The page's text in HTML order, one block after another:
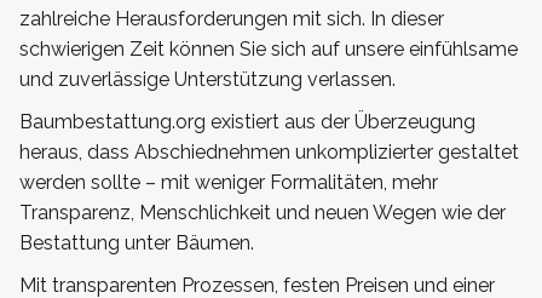
zahlreiche Herausforderungen mit sich. In dieser
schwierigen Zeit können Sie sich auf unsere einfühlsame
und zuverlässige Unterstützung verlassen.
Baumbestattung.org existiert aus der Überzeugung
heraus, dass Abschiednehmen unkomplizierter gestaltet
werden sollte – mit weniger Formalitäten, mehr
Transparenz, Menschlichkeit und neuen Wegen wie der
Bestattung unter Bäumen.
Mit transparenten Prozessen, festen Preisen und einer